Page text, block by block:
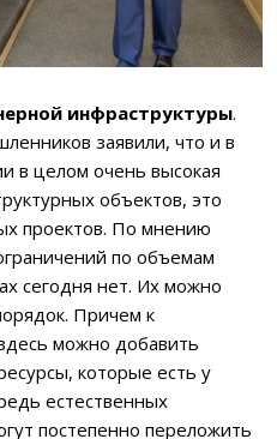
инфраструктуры.
заявили, что и в
в целом очень высокая
объектов, это
проектов. По мнению
по объемам
сегодня нет. Их можно
Причем к
можно добавить
которые есть у
естественных
постепенно переложить